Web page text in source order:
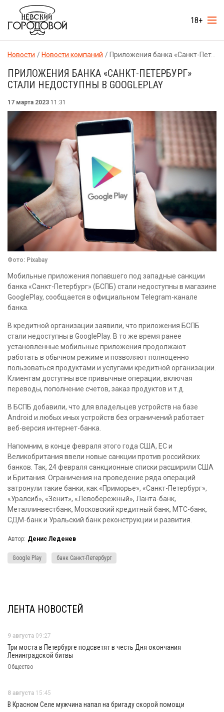
18+
Новости Новости компаний Приложения банка «Санкт-Петербург» стали недоступны в GooglePlay
ПРИЛОЖЕНИЯ БАНКА «САНКТ-ПЕТЕРБУРГ»
СТАЛИ НЕДОСТУПНЫ В GOOGLEPLAY
17 марта 2023 11:31
Фото: Pixabay
Мобильные приложения попавшего под западные санкции
банка «Санкт-Петербург» (БСПБ) стали недоступны в магазине
GooglePlay, сообщается в официальном Telegram-канале
банка.
В кредитной организации заявили, что приложения БСПБ
стали недоступны в GooglePlay. В то же время ранее
установленные мобильные приложения продолжают
работать в обычном режиме и позволяют полноценно
пользоваться продуктами и услугами кредитной организации.
Клиентам доступны все привычные операции, включая
переводы, пополнение счетов, заказ продуктов и т.д.
В БСПБ добавили, что для владельцев устройств на базе
Android и любых иных устройств без ограничений работает
веб-версия интернет-банка.
Напомним, в конце февраля этого года США, ЕС и
Великобритания ввели новые санкции против российских
банков. Так, 24 февраля санкционные списки расширили США
и Британия. Ограничения на проведение ряда операций
затронули такие банки, как «Приморье», «Санкт-Петербург»,
«Уралсиб», «Зенит», «Левобережный», Ланта-банк,
Металлинвестбанк, Московский кредитный банк, МТС-банк,
СДМ-банк и Уральский банк реконструкции и развития.
Автор: Денис Леденев
Google Play банк Санкт-Петербург
ЛЕНТА НОВОСТЕЙ
9 августа 09:27
Три моста в Петербурге подсветят в честь Дня окончания
Ленинградской битвы
Общество
8 августа 15:45
В Красном Селе мужчина напал на бригаду скорой помощи